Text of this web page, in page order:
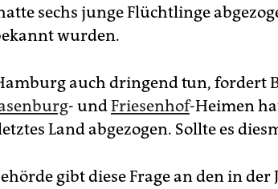
sechs junge Flüchtlinge
wurden.
auch dringend tun, fordert
- undFriesenhof-Heimen
Land abgezogen. Sollte es
gibt diese Frage an den in der